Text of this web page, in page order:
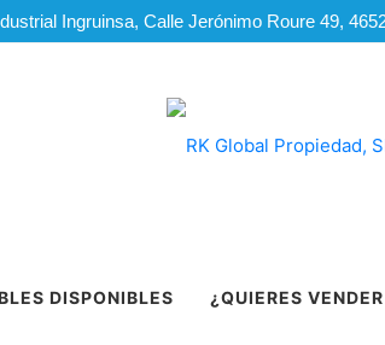
Ingruinsa, Calle Jerónimo Roure 49,
DISPONIBLES ¿QUIERES